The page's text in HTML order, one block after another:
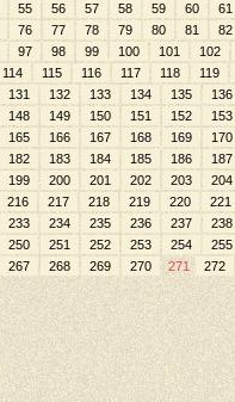
55 56 57 58 59 60 61
76 77 78 79 80 81 82
97 98 99 100 101 102
114 115 116 117 118 119
131 132 133 134 135 136
148 149 150 151 152 153
165 166 167 168 169 170
182 183 184 185 186 187
199 200 201 202 203 204
216 217 218 219 220 221
233 234 235 236 237 238
250 251 252 253 254 255
267 268 269 270 271 272